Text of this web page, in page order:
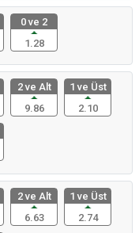
0 ve 2
1.28
2 ve Alt
9.86
1 ve Üst
2.10
2 ve Alt
6.63
1 ve Üst
2.74